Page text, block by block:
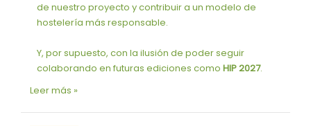
de nuestro proyecto y contribuir a un modelo de
hostelería más responsable.
Y, por supuesto, con la ilusión de poder seguir
colaborando en futuras ediciones como HIP 2027.
Leer más »